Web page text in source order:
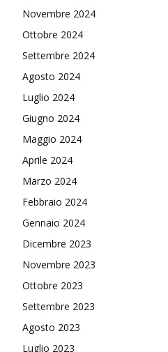
Novembre 2024
Ottobre 2024
Settembre 2024
Agosto 2024
Luglio 2024
Giugno 2024
Maggio 2024
Aprile 2024
Marzo 2024
Febbraio 2024
Gennaio 2024
Dicembre 2023
Novembre 2023
Ottobre 2023
Settembre 2023
Agosto 2023
Luglio 2023